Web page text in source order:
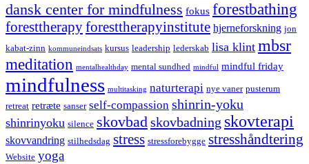
dansk center for mindfulness fokus forestbathing
foresttherapyforesttherapyinstitute hjerneforskning jon
kabat-zinn kommuneindsats kursus leadership lederskab lisa klint mbsr
meditation mentalhealthday mental sundhed mindful mindful friday
mindfulness multitasking naturterapi nye vaner pusterum
retreat retræte sanser self-compassion shinrin-yoku
shinrinyoku silence skovbadskovbadning skovterapi
skovvandring stilhedsdag stress stressforebygge stresshåndtering
Website yoga